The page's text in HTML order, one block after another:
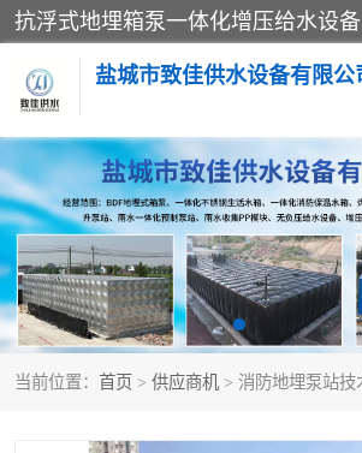
盐城市致佳供水设备有限公
当前位置： 首页 > 供应商机 > 消防地埋泵站技
消防一体化水箱 地埋箱
一体化污水泵站